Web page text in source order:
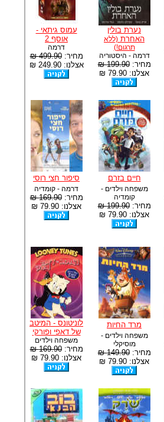
נערת בולין
האחרת (ללא
תרגום!)
דרמה - היסטוריה
מחיר:199.90 ₪
אצלנו: 79.90 ₪
עמוס גיתאי -
אוסף 2
דרמה
מחיר:499.90 ₪
אצלנו: 249.90 ₪
חיים בזרם
משפחה וילדים -
קומדיה
מחיר:199.90 ₪
אצלנו: 79.90 ₪
סיפור חצי רוסי
דרמה - קומדיה
מחיר:169.90 ₪
אצלנו: 79.90 ₪
מרד החיות
משפחה וילדים -
מוסיקלי
מחיר:149.90 ₪
אצלנו: 79.90 ₪
לוניטונס - המיטב
של דאפי ופורקי
משפחה וילדים
מחיר:169.90 ₪
אצלנו: 79.90 ₪